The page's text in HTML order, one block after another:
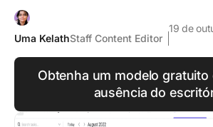
Uma KelathStaff Content Editor
19 de
Obtenha um modelo gratuito
ausência do